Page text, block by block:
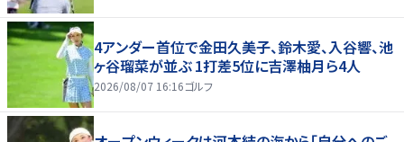
4アンダー首位で金田久美子、鈴木愛、入谷響、池
ヶ谷瑠菜が並ぶ 1打差5位に吉澤柚月ら4人
2026/08/07 16:16ゴルフ